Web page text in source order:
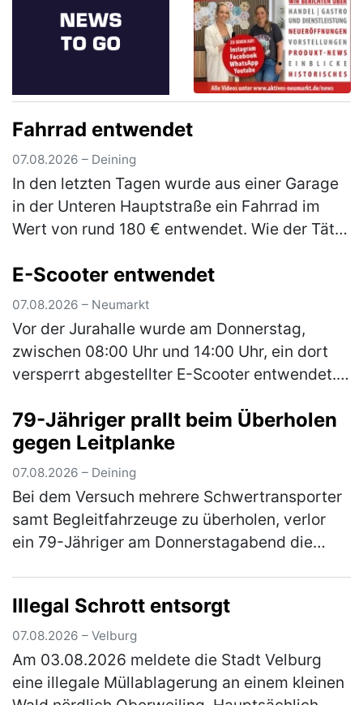
Fahrrad entwendet
07.08.2026 – Deining
In den letzten Tagen wurde aus einer Garage
in der Unteren Hauptstraße ein Fahrrad im
Wert von rund 180 € entwendet. Wie der Täter
Gegenstand der laufenden E…
E-Scooter entwendet
07.08.2026 – Neumarkt
Vor der Jurahalle wurde am Donnerstag,
zwischen 08:00 Uhr und 14:00 Uhr, ein dort
versperrt abgestellter E-Scooter entwendet.
schwarzen E-Scooter der Marke Xiao…(mehr)
79-Jähriger prallt beim Überholen
gegen Leitplanke
07.08.2026 – Deining
Bei dem Versuch mehrere Schwertransporter
samt Begleitfahrzeuge zu überholen, verlor
ein 79-Jähriger am Donnerstagabend die
Illegal Schrott entsorgt
07.08.2026 – Velburg
Am 03.08.2026 meldete die Stadt Velburg
eine illegale Müllablagerung an einem kleinen